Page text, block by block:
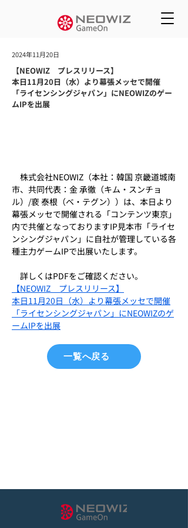
2024年11月20日
【NEOWIZ プレスリリース】
本日11月20日（水）より幕張メッセで開催
「ライセンシングジャパン」にNEOWIZのゲー
ムIPを出展
株式会社NEOWIZ（本社：韓国 京畿道城南
市、共同代表：金 承徹（キム・スンチョ
ル）/裵 泰根（ベ・テグン））は、本日より
幕張メッセで開催される「コンテンツ東京」
内で共催となっておりますIP見本市「ライセ
ンシングジャパン」に自社が管理している各
種主力ゲームIPで出展いたします。
詳しくはPDFをご確認ください。
【NEOWIZ　プレスリリース】
本日11月20日（水）より幕張メッセで開催
「ライセンシングジャパン」にNEOWIZのゲ
ームIPを出展
一覧へ戻る